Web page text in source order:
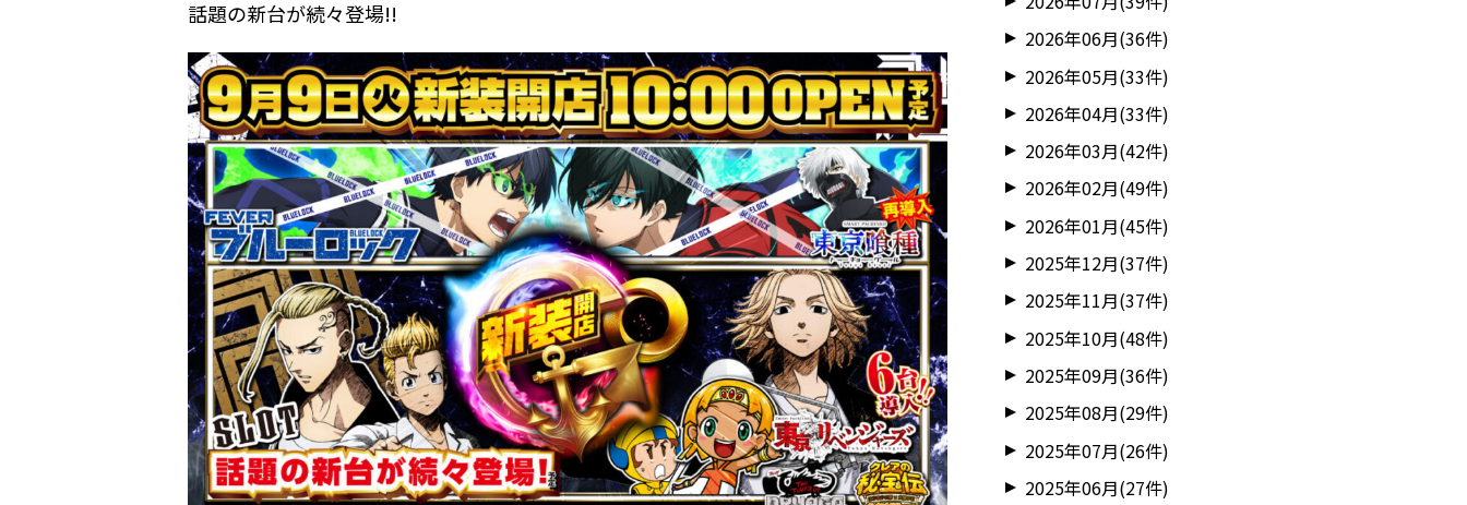
話題の新台が続々登場!!
2026年06月(36件)
2026年05月(33件)
2026年04月(33件)
2026年03月(42件)
2026年02月(49件)
2026年01月(45件)
2025年12月(37件)
2025年11月(37件)
2025年10月(48件)
2025年09月(36件)
2025年08月(29件)
2025年07月(26件)
2025年06月(27件)